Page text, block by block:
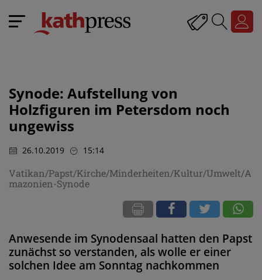
Synode: Aufstellung von
Holzfiguren im Petersdom noch
ungewiss
26.10.2019 15:14
Vatikan/Papst/Kirche/Minderheiten/Kultur/Umwelt/A
mazonien-Synode
Anwesende im Synodensaal hatten den Papst
zunächst so verstanden, als wolle er einer
solchen Idee am Sonntag nachkommen